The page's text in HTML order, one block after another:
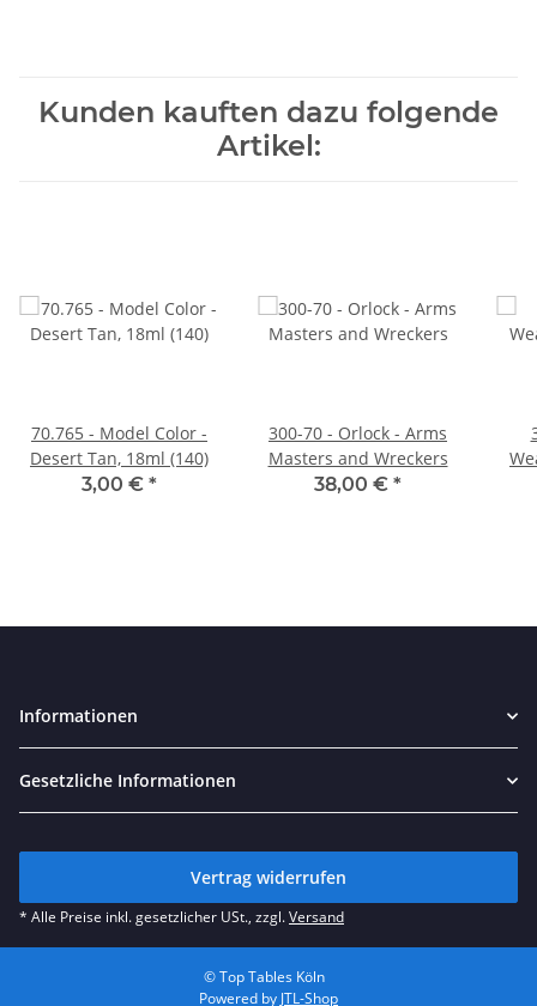
Kunden kauften dazu folgende
Artikel:
70.765 - Model Color -
Desert Tan, 18ml (140)
3,00 € *
300-70 - Orlock - Arms
Masters and Wreckers
38,00 € *
Informationen
Gesetzliche Informationen
Vertrag widerrufen
* Alle Preise inkl. gesetzlicher USt., zzgl.Versand
© Top Tables Köln
Powered by JTL-Shop